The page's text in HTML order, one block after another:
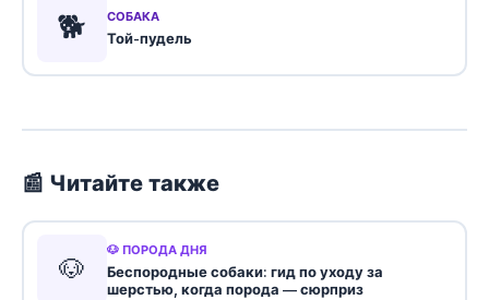
🐕 СОБАКА
Той-пудель
📰 Читайте также
🐶
🐶 ПОРОДА ДНЯ
Беспородные собаки: гид по уходу за
шерстью, когда порода — сюрприз